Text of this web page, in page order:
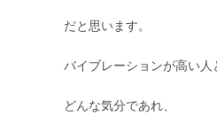
だと思います。
バイブレーションが高い人
どんな気分であれ、